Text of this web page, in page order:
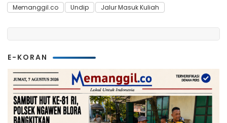
Memanggil.co Undip Jalur Masuk Kuliah
E-KORAN